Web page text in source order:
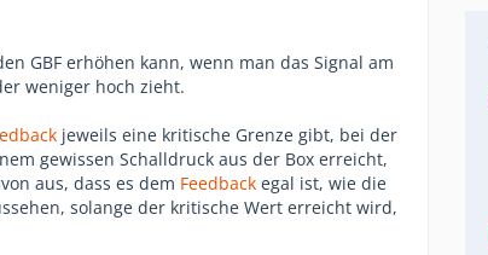
GBF erhöhen kann, wenn man das Signal am
weniger hoch zieht.
jeweils eine kritische Grenze gibt, bei der
gewissen Schalldruck aus der Box erreicht,
aus, dass es dem Feedback egal ist, wie die
solange der kritische Wert erreicht wird,